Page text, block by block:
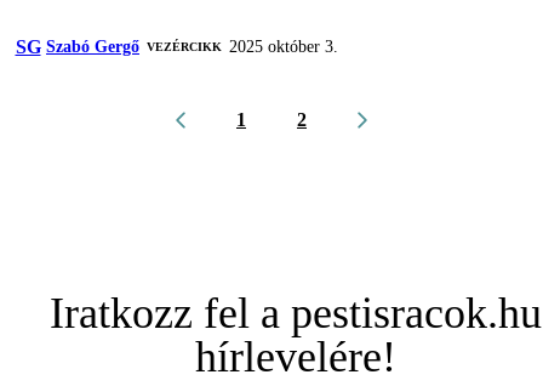
SG Szabó Gergő VEZÉRCIKK 2025 október 3.
1 2
Iratkozz fel a pestisracok.hu
hírlevelére!